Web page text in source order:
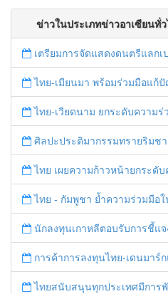
ข่าวในประเภทข่าวอาเซียนทั่
เตรียมการจัดแสดงดนตรีแลกเปลี่ยนวัฒนธรรมไท
ไทย-เมียนมา พร้อมร่วมมือแก้ปัญหาไฟป่าหมอกควัน เตรียมพร้อม
ไทย-เวียดนาม ยกระดับความร่วมมือด้านแรงงานระห
ศิลปะประติมากรรมทรายริมชายหาด “สีสัน
ไทย เผยความก้าวหน้ายกระดับความปลอดภัยในก
ไทย - กัมพูชา ย้ำความร่วมมือในโอกาสสถาปนาความสั
นักลงทุนเกาหลีตอบรับการชี้แจงแผน
การค้าการลงทุนไทย-เดนมาร์กแจ่มใส โลจิส
ไทยสนับสนุนทุกประเทศมีการพัฒนาอย่างมั่นคง มั่งคั่ง ยั่งยืน ใน